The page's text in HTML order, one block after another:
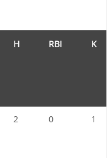
H RBI K
2 0 1